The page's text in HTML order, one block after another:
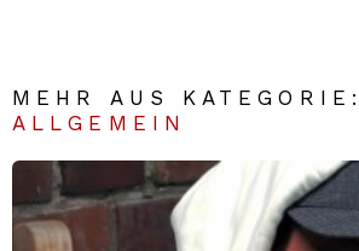
MEHR AUS KATEGORIE:
ALLGEMEIN